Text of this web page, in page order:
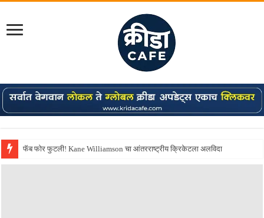
Shreyas Iyer कॅप्टन झाला! टी20 ची पुन्हा मुंबईकराच्या खांद्यावर, एशियन गेम्स…